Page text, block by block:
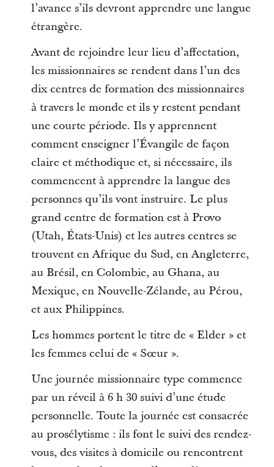
l’avance s’ils devront apprendre une langue
étrangère.
Avant de rejoindre leur lieu d’affectation,
les missionnaires se rendent dans l’un des
dix centres de formation des missionnaires
à travers le monde et ils y restent pendant
une courte période. Ils y apprennent
comment enseigner l’Évangile de façon
claire et méthodique et, si nécessaire, ils
commencent à apprendre la langue des
personnes qu’ils vont instruire. Le plus
grand centre de formation est à Provo
(Utah, États-Unis) et les autres centres se
trouvent en Afrique du Sud, en Angleterre,
au Brésil, en Colombie, au Ghana, au
Mexique, en Nouvelle-Zélande, au Pérou,
et aux Philippines.
Les hommes portent le titre de « Elder » et
les femmes celui de « Sœur ».
Une journée missionnaire type commence
par un réveil à 6 h 30 suivi d’une étude
personnelle. Toute la journée est consacrée
au prosélytisme : ils font le suivi des rendez-
vous, des visites à domicile ou rencontrent